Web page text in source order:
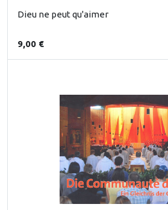
Dieu ne peut qu'aimer
9,00 €